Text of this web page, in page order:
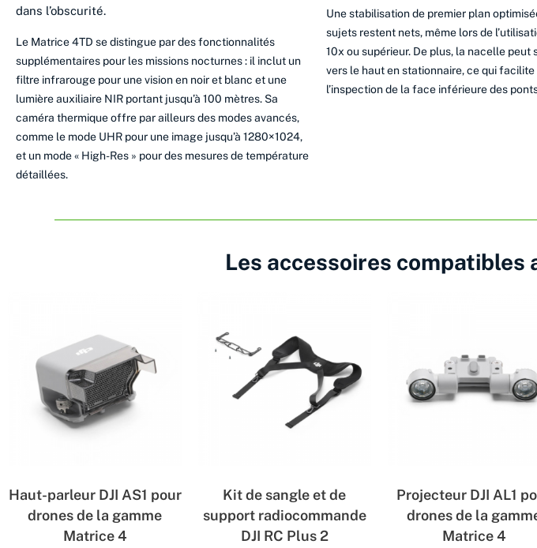
dans l’obscurité.
Le Matrice 4TD se distingue par des fonctionnalités
supplémentaires pour les missions nocturnes : il inclut un
filtre infrarouge pour une vision en noir et blanc et une
lumière auxiliaire NIR portant jusqu’à 100 mètres. Sa
caméra thermique offre par ailleurs des modes avancés,
comme le mode UHR pour une image jusqu’à 1280×1024,
et un mode « High-Res » pour des mesures de température
détaillées.
Une stabilisation de premier plan
sujets restent nets, même lors de
10x ou supérieur. De plus, la nacelle peut
vers le haut en stationnaire, ce qui
l’inspection de la face inférieure des
Les accessoires compatibles
Haut-parleur DJI AS1 pour
drones de la gamme
Matrice 4
Kit de sangle et de
support radiocommande
DJI RC Plus 2
Projecteur DJI AL1
drones de la
Matrice 4